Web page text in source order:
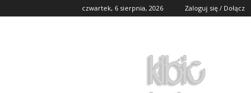
czwartek, 6 sierpnia, 2026 Zaloguj się / Dołącz